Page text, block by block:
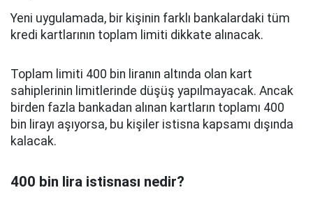
Yeni uygulamada, bir kişinin farklı bankalardaki tüm
kredi kartlarının toplam limiti dikkate alınacak.
Toplam limiti 400 bin liranın altında olan kart
sahiplerinin limitlerinde düşüş yapılmayacak. Ancak
birden fazla bankadan alınan kartların toplamı 400
bin lirayı aşıyorsa, bu kişiler istisna kapsamı dışında
kalacak.
400 bin lira istisnası nedir?